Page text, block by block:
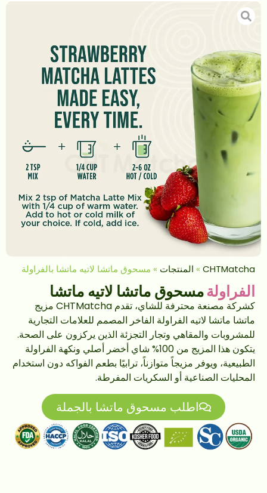
CHTMatcha
» المنتجات » مسحوق ماتشا لاتيه ماتشا بالفراولة
الفراولةمسحوق ماتشا لاتيه ماتشا
كشركة مصنعة محترفة للشاي، تقدم CHTMatcha مزيج
ماتشا ماتشا لاتيه الفراولة الفاخر المصمم للعلامات التجارية
للمشروبات والمقاهي وتجار التجزئة الذين يركزون على الصحة.
يتكون هذا المزيج من 100% شاي أخضر أصلي ونكهة الفراولة
الطبيعية، ويوفر مزيجاً متوازناً، ترابيًا بطعم الفواكه دون استخدام
المحليات الصناعية أو السكريات المفرطة.
اطلب مسحوق ماتشا بالجملة